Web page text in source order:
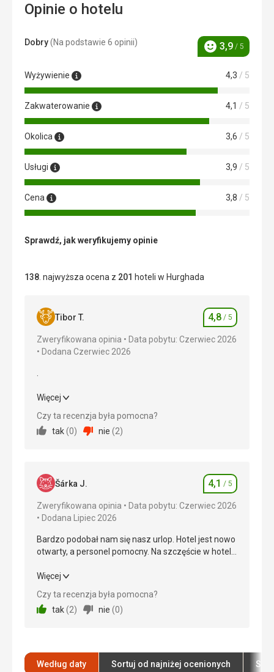
Opinie o hotelu
Dobry(Na podstawie 6 opinii)
Ocena
3,9 / 5
Wyżywienie 4,3 / 5
Zakwaterowanie 4,1 / 5
Okolica 3,6 / 5
Usługi 3,9 / 5
Cena 3,8 / 5
Sprawdź, jak weryfikujemy opinie
138. najwyższa ocena z 201 hoteli w Hurghada
Tibor T. Ocena
4,8 / 5
Zweryfikowana opinia
Data pobytu: Czerwiec 2026
Dodana Czerwiec 2026
.
.
Wyżywienie
Usługi 4,0/ 5
Cena
Plaża
.
Zakwaterowanie
.
Więcej
Czy ta recenzja była pomocna?
tak(0) nie (2)
Šárka J. Ocena
4,1 / 5
Zweryfikowana opinia
Data pobytu: Czerwiec 2026
Dodana Lipiec 2026
Bardzo podobał nam się nasz urlop. Hotel jest nowo
otwarty, a personel pomocny. Na szczęście w hotelu
Bardzo podobał nam się nasz urlop. Hotel jest nowo
otwarty, a personel pomocny. Na szczęście w hotelu
nie było miejscowych.
Więcej
Czy ta recenzja była pomocna?
tak(2) nie (0)
Według daty Sortuj od najniżej ocenionych